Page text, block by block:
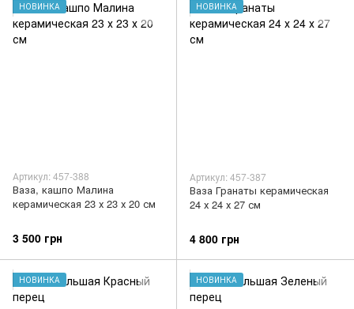
НОВИНКА
Артикул: 457-388
Ваза, кашпо Малина
керамическая 23 х 23 х 20 см
3 500 грн
НОВИНКА
Артикул: 457-387
Ваза Гранаты керамическая
24 х 24 х 27 см
4 800 грн
НОВИНКА НОВИНКА